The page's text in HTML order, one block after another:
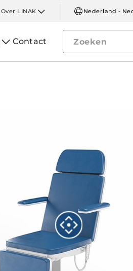
Over LINAK Nederland -
Contact